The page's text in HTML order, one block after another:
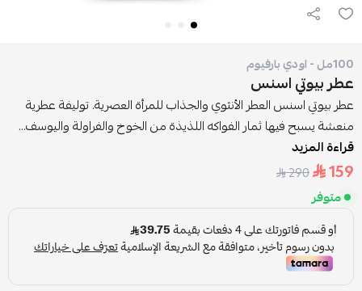
100مل - اودي بارفيوم
عطر بيوتي اسنس
عطر بيوتي اسنس العطر الأنثوي والجذاب للمرأة العصرية. توليفة عطرية
منعشة يسبح فيها ثمار الفواكه اللذيذة من الخوخ والفراولة واليوسف...
قراءة المزيد
159
290
متوفر